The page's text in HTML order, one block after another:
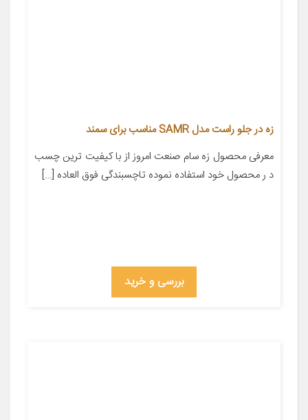
زه در جلو راست مدل SAMR مناسب برای سمند
معرفی محصول زه سام صنعت امروز از با کیفیت ترین چسب
د ر محصول خود استفاده نموده تاچسبندگی فوق العاده […]
بررسی و خرید